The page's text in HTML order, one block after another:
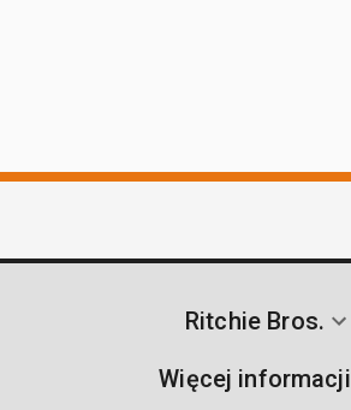
Ritchie Bros.
Więcej informacji